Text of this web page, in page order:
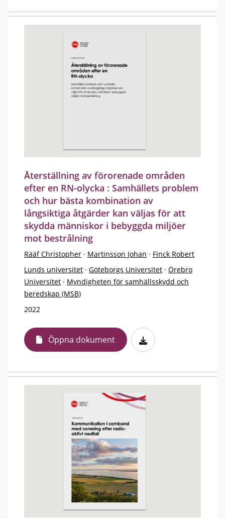
Återställning av förorenade områden
efter en RN-olycka : Samhällets problem
och hur bästa kombination av
långsiktiga åtgärder kan väljas för att
skydda människor i bebyggda miljöer
mot bestrålning
Rääf Christopher · Martinsson Johan · Finck Robert
Lunds universitet · Göteborgs Universitet · Örebro
Universitet · Myndigheten för samhällsskydd och
beredskap (MSB)
2022
Öppna dokument